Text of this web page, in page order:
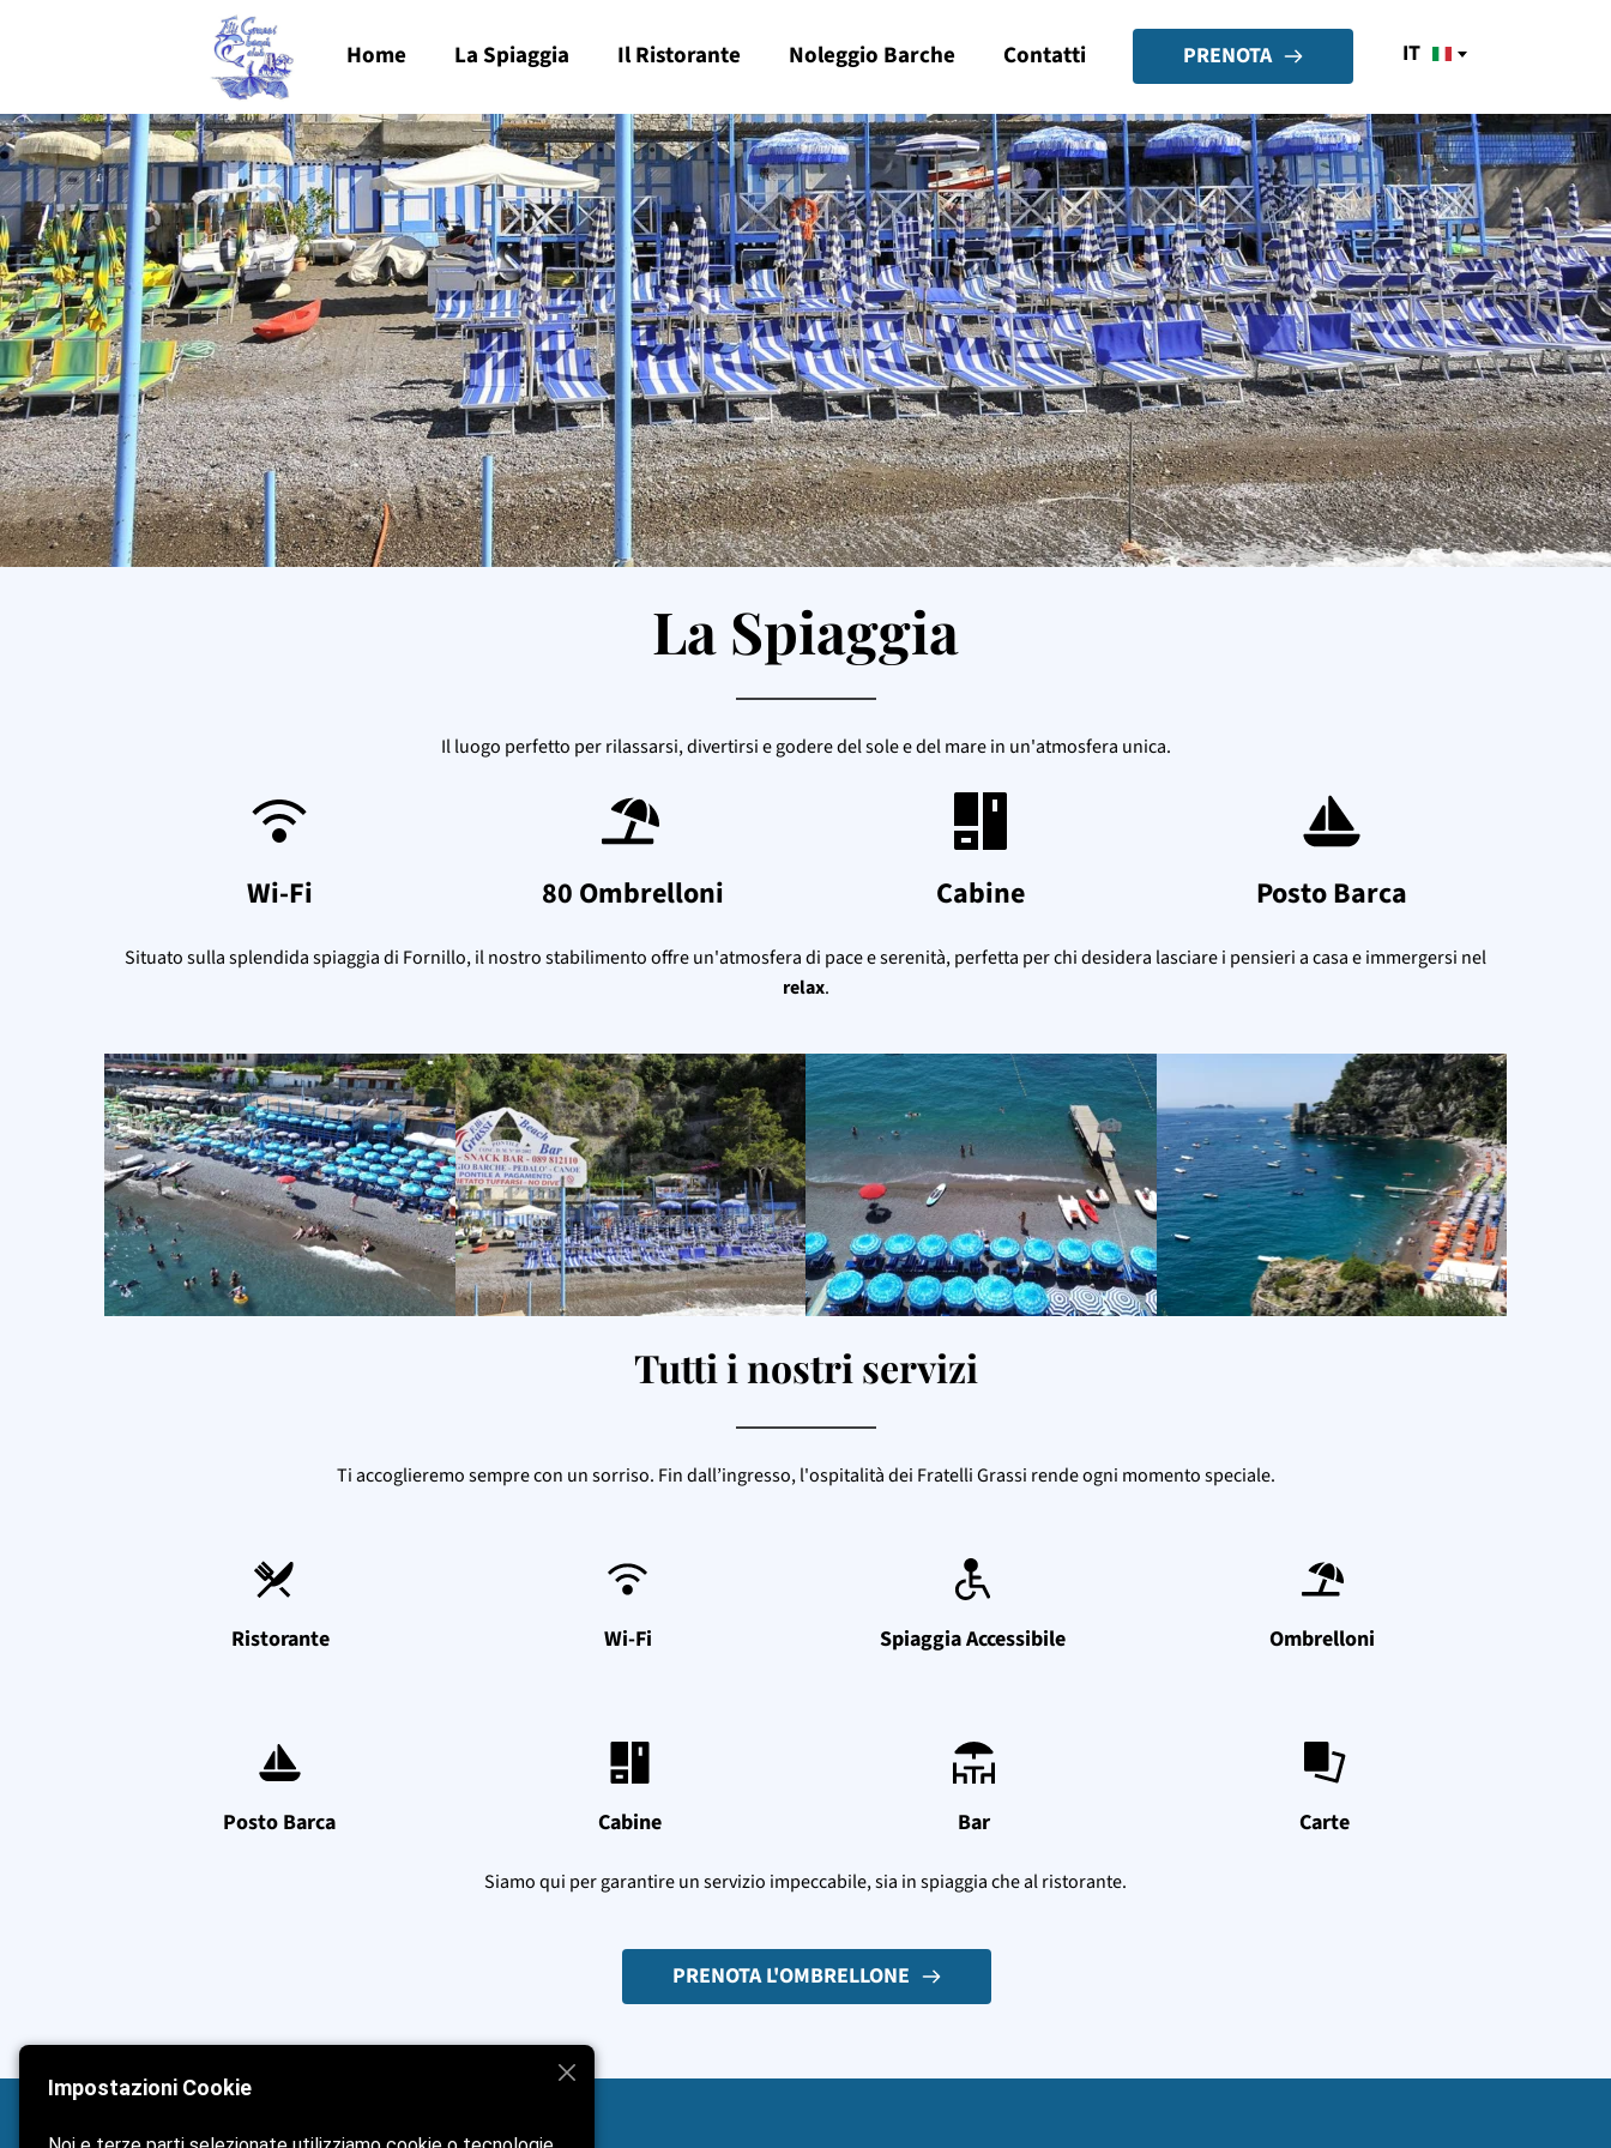
Home La Spiaggia Il Ristorante Noleggio Barche Contatti PRENOTA IT
La Spiaggia
Il luogo perfetto per rilassarsi, divertirsi e godere del sole e del mare in un'atmosfera unica.
Wi-Fi 80 Ombrelloni Cabine Posto Barca
Situato sulla splendida spiaggia di Fornillo, il nostro stabilimento offre un'atmosfera di pace e serenità, perfetta per chi desidera lasciare i pensieri a casa e immergersi nel
relax.
Tutti i nostri servizi
Ti accoglieremo sempre con un sorriso. Fin dall’ingresso, l'ospitalità dei Fratelli Grassi rende ogni momento speciale.
Ristorante Wi-Fi Spiaggia Accessibile Ombrelloni
Posto Barca Cabine Bar Carte
Siamo qui per garantire un servizio impeccabile, sia in spiaggia che al ristorante.
PRENOTA L'OMBRELLONE
Impostazioni Cookie